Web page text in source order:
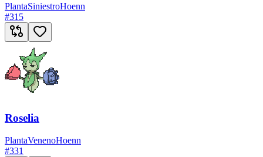
PlantaSiniestroHoenn
#315
Roselia
PlantaVenenoHoenn
#331